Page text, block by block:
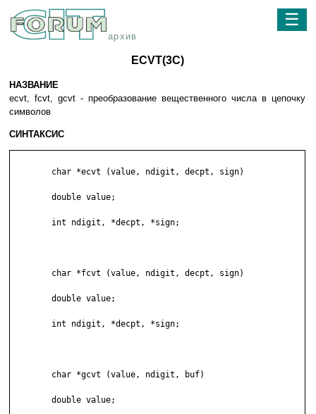
архив
☰
ECVT(3C)
НАЗВАНИЕ
ecvt, fcvt, gcvt - преобразование вещественного числа в цепочку
символов
СИНТАКСИС